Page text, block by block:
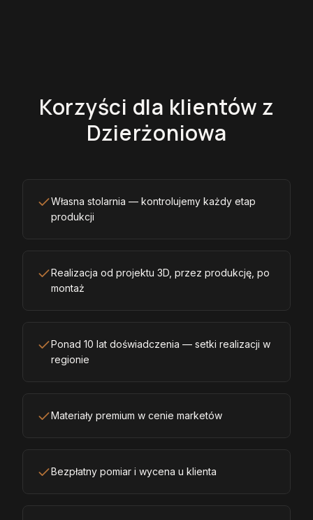
Korzyści dla klientów z
Dzierżoniowa
Własna stolarnia — kontrolujemy każdy etap
produkcji
Realizacja od projektu 3D, przez produkcję, po
montaż
Ponad 10 lat doświadczenia — setki realizacji w
regionie
Materiały premium w cenie marketów
Bezpłatny pomiar i wycena u klienta